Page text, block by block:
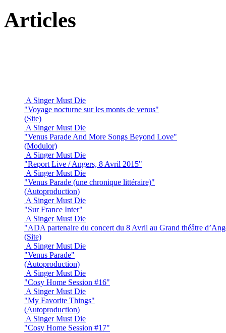
Articles
A Singer Must Die
"Voyage nocturne sur les monts de venus"
(Site)
A Singer Must Die
"Venus Parade And More Songs Beyond Love"
(Modulor)
A Singer Must Die
"Report Live / Angers, 8 Avril 2015"
A Singer Must Die
"Venus Parade (une chronique littéraire)"
(Autoproduction)
A Singer Must Die
"Sur France Inter"
A Singer Must Die
"ADA partenaire du concert du 8 Avril au Grand théâtre
(Site)
A Singer Must Die
"Venus Parade"
(Autoproduction)
A Singer Must Die
"Cosy Home Session #16"
A Singer Must Die
"My Favorite Things"
(Autoproduction)
A Singer Must Die
"Cosy Home Session #17"